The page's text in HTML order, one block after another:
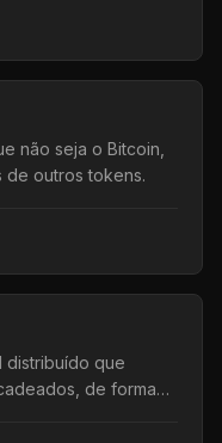
não seja o Bitcoin,
de outros tokens.
distribuído que
de forma